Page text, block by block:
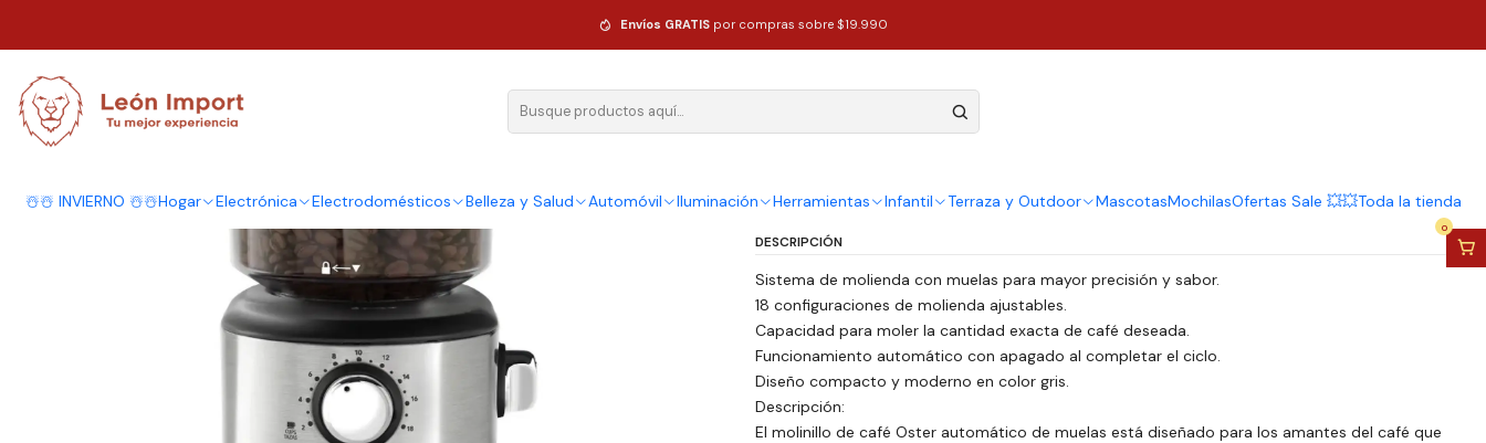
☃️☃️ INVIERNO ☃️☃️Hogar Electrónica Electrodomésticos Belleza y Salud Automóvil Iluminación Herramientas Infantil Terraza y Outdoor MascotasMochilasOfertas Sale 💥💥Toda la tienda
0
Envíos GRATIS por compras sobre $19.990
Molinillo Café Oster Automático De Muelas 18 Configuraciones Gris
| Molinillo Café Oster Automático De
Muelas 18 Configuraciones Gris
Cantidad
Agregar al Carro Comprar ahora
DESCRIPCIÓN
Sistema de molienda con muelas para mayor precisión y sabor.
18 configuraciones de molienda ajustables.
Capacidad para moler la cantidad exacta de café deseada.
Funcionamiento automático con apagado al completar el ciclo.
Diseño compacto y moderno en color gris.
Descripción:
El molinillo de café Oster automático de muelas está diseñado para los amantes del café que